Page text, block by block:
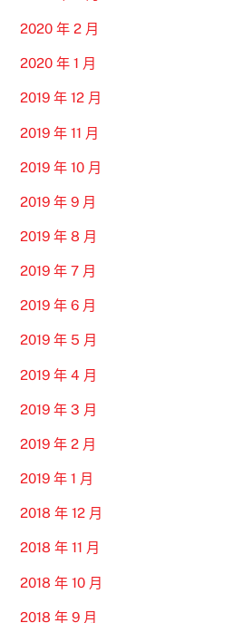
2020 年 2 月
2020 年 1 月
2019 年 12 月
2019 年 11 月
2019 年 10 月
2019 年 9 月
2019 年 8 月
2019 年 7 月
2019 年 6 月
2019 年 5 月
2019 年 4 月
2019 年 3 月
2019 年 2 月
2019 年 1 月
2018 年 12 月
2018 年 11 月
2018 年 10 月
2018 年 9 月